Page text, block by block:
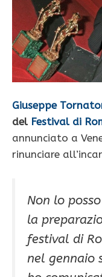
Giuseppe
del Festival di
annunciato a
rinunciare
Non lo
la
festival di
nel gennaio